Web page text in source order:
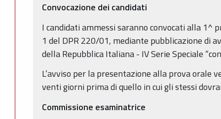
Convocazione dei candidati
I candidati ammessi saranno convocati alla 1^
1 del DPR 220/01, mediante pubblicazione di
della Repubblica Italiana - IV Serie Speciale
L’avviso per la presentazione alla prova orale
venti giorni prima di quello in cui gli stessi
Commissione esaminatrice